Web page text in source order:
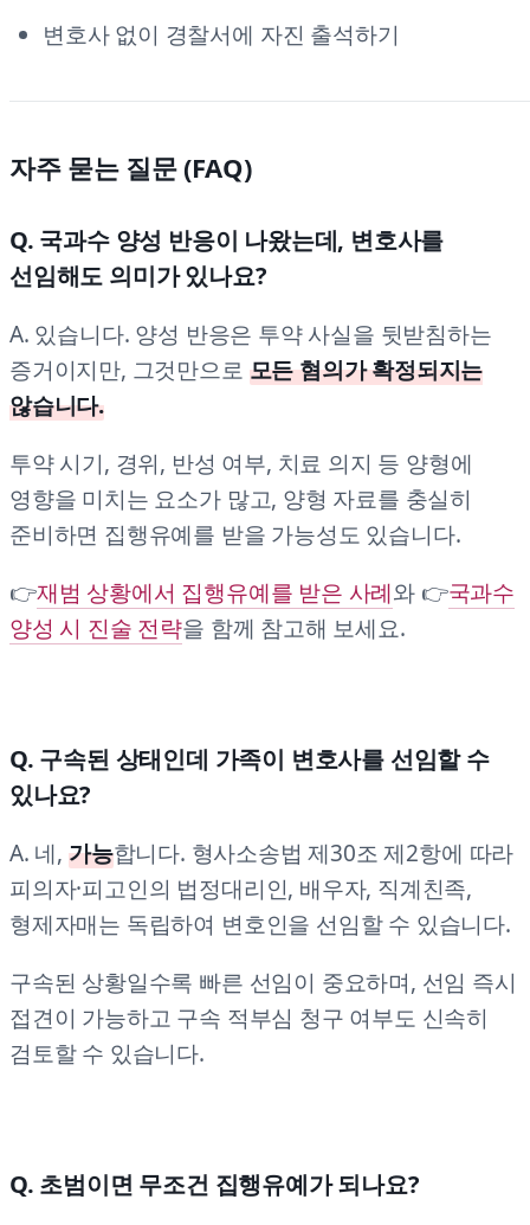
변호사 없이 경찰서에 자진 출석하기
자주 묻는 질문 (FAQ)
Q. 국과수 양성 반응이 나왔는데, 변호사를
선임해도 의미가 있나요?
A. 있습니다. 양성 반응은 투약 사실을 뒷받침하는
증거이지만, 그것만으로 모든 혐의가 확정되지는
않습니다.
투약 시기, 경위, 반성 여부, 치료 의지 등 양형에
영향을 미치는 요소가 많고, 양형 자료를 충실히
준비하면 집행유예를 받을 가능성도 있습니다.
👉재범 상황에서 집행유예를 받은 사례와 👉국과수
양성 시 진술 전략을 함께 참고해 보세요.
Q. 구속된 상태인데 가족이 변호사를 선임할 수
있나요?
A. 네, 가능합니다. 형사소송법 제30조 제2항에 따라
피의자·피고인의 법정대리인, 배우자, 직계친족,
형제자매는 독립하여 변호인을 선임할 수 있습니다.
구속된 상황일수록 빠른 선임이 중요하며, 선임 즉시
접견이 가능하고 구속 적부심 청구 여부도 신속히
검토할 수 있습니다.
Q. 초범이면 무조건 집행유예가 되나요?